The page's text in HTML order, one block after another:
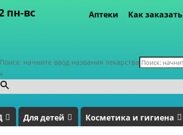
пн-вс Аптеки Как заказать
Поиск: начните ввод названия лекарства
×
Для детей Косметика и гигиена